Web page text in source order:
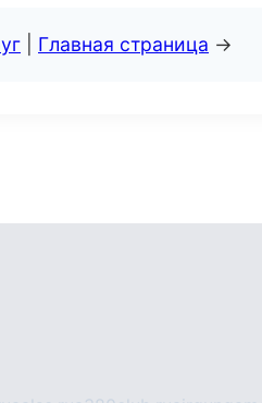
Главная страница →